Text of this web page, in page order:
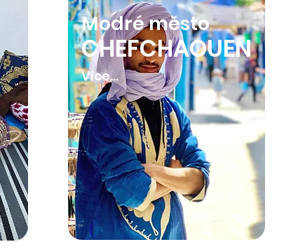
Modré město
CHEFCHAOUEN
Více...